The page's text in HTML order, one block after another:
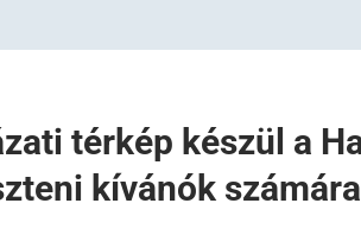
térkép készül a
kívánók számára